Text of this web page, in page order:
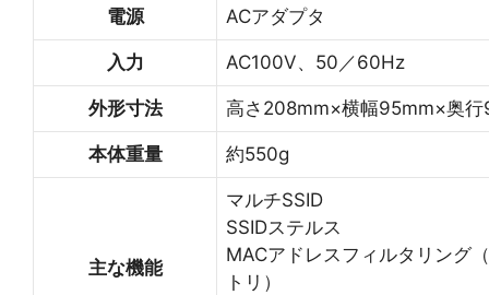
電源 ACアダプタ
入力 AC100V、50／60Hz
外形寸法 高さ208mm×横幅95mm×奥
本体重量 約550g
主な機能
マルチSSID
SSIDステルス
MACアドレスフィルタリング
トリ）